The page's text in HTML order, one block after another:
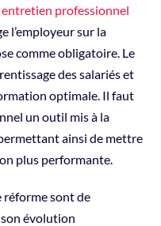
professionnel
l’employeur sur la
comme obligatoire. Le
des salariés et
optimale. Il faut
un outil mis à la
ainsi de mettre
plus performante.
réforme sont de
évolution